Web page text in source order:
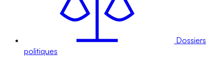
Dossiers
politiques